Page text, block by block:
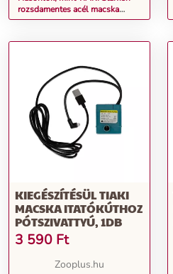
rozsdamentes acél macska
itatókút, 2 literes
KIEGÉSZÍTÉSÜL TIAKI
MACSKA ITATÓKÚTHOZ
PÓTSZIVATTYÚ, 1DB
3 590 Ft
Zooplus.hu